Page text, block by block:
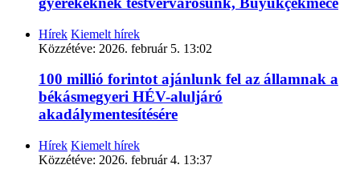
Hírek Kiemelt hírek
Közzétéve: 2026. február 5. 13:02
100 millió forintot ajánlunk fel az államnak a
békásmegyeri HÉV-aluljáró
akadálymentesítésére
Hírek Kiemelt hírek
Közzétéve: 2026. február 4. 13:37